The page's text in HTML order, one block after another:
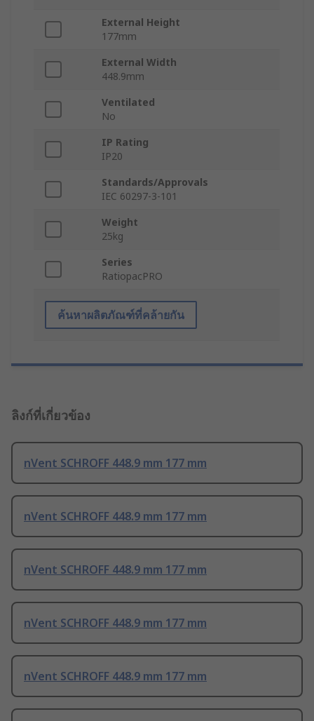
External Height
177mm
External Width
448.9mm
Ventilated
No
IP Rating
IP20
Standards/Approvals
IEC 60297-3-101
Weight
25kg
Series
RatiopacPRO
ค้นหาผลิตภัณฑ์ที่คล้ายกัน
ลิงก์ที่เกี่ยวข้อง
nVent SCHROFF 448.9 mm 177 mm
nVent SCHROFF 448.9 mm 177 mm
nVent SCHROFF 448.9 mm 177 mm
nVent SCHROFF 448.9 mm 177 mm
nVent SCHROFF 448.9 mm 177 mm